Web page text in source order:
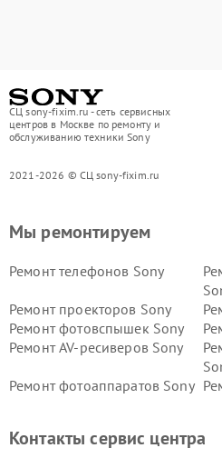
СЦ sony-fixim.ru - сеть сервисных
центров в Москве по ремонту и
обслуживанию техники Sony
2021-2026 © СЦ sony-fixim.ru
Мы ремонтируем
Ремонт телефонов Sony
Ремонт проекторов Sony
Ремонт фотовспышек Sony
Ремонт AV-ресиверов Sony
Ремонт фотоаппаратов Sony
Контакты сервис центра